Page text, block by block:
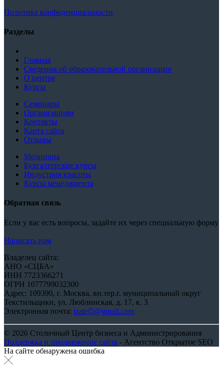
Политика конфиденциальности
Разделы
Главная
Сведения об образовательной организации
О центре
Курсы
Семинары
Организациям
Контакты
Карта сайта
Отзывы
Медицина
Бухгалтерские курсы
Индустрия красоты
Курсы менеджмента
Обратная связь
Если у вас есть вопросы, задайте их через специальную форму
Написать нам
Владелец сайта:
АНО «СЦБА»
ИНН 7723366271
ОГРН 1077799032300
Адрес: 109390, г. Москва, вн.тер.г. муниципальный округ
Текстильщики, ул. Люблинская, д. 17, к. 3
Электронная почта: izatel5@gmail.com
© 2026 Столичный Центр бизнеса и Администрирования
Поддержка и продвижение сайта - Агентство Открытое SEO
На сайте обнаружена ошибка